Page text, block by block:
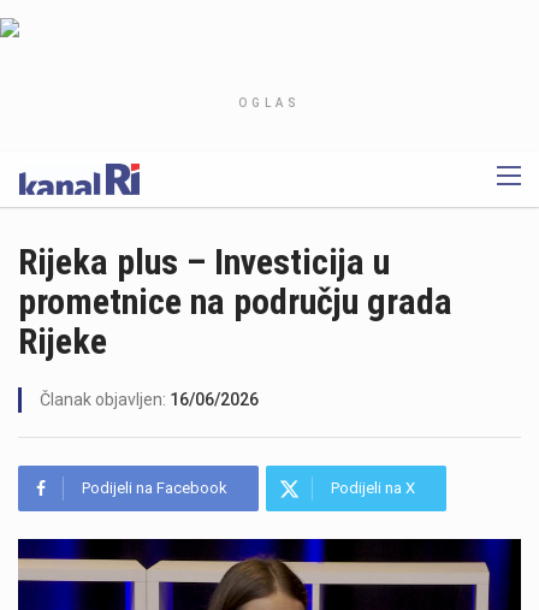
OGLAS
Rijeka plus – Investicija u
prometnice na području grada
Rijeke
Članak objavljen: 16/06/2026
Podijeli na Facebook Podijeli na X